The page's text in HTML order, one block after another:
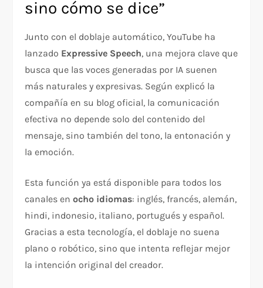
sino cómo se dice”
Junto con el doblaje automático, YouTube ha
lanzado Expressive Speech, una mejora clave que
busca que las voces generadas por IA suenen
más naturales y expresivas. Según explicó la
compañía en su blog oficial, la comunicación
efectiva no depende solo del contenido del
mensaje, sino también del tono, la entonación y
la emoción.
Esta función ya está disponible para todos los
canales enocho idiomas: inglés, francés, alemán,
hindi, indonesio, italiano, portugués y español.
Gracias a esta tecnología, el doblaje no suena
plano o robótico, sino que intenta reflejar mejor
la intención original del creador.